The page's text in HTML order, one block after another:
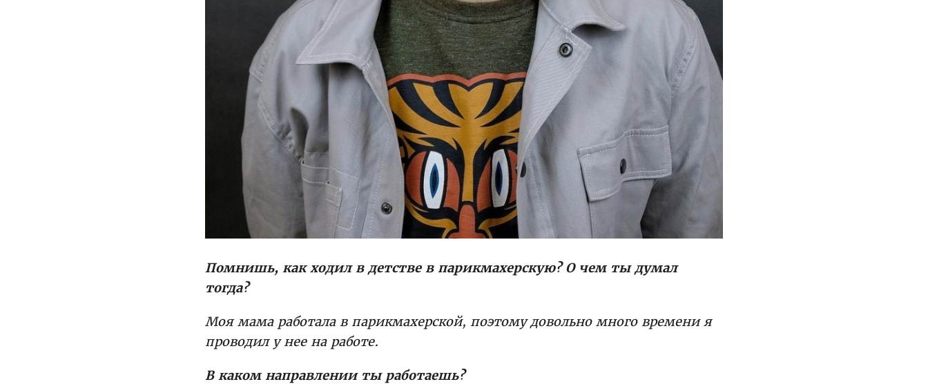
Помнишь, как ходил в детстве в парикмахерскую? О чем ты думал
тогда?
Моя мама работала в парикмахерской, поэтому довольно много времени я
проводил у нее на работе.
В каком направлении ты работаешь?